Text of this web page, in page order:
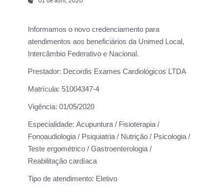
Informamos o novo credenciamento para
atendimentos aos beneficiários da Unimed Local,
Intercâmbio Federativo e Nacional.
Prestador: Decordis Exames Cardiológicos LTDA
Matrícula: 51004347-4
Vigência: 01/05/2020
Especialidade: Acupuntura / Fisioterapia /
Fonoaudiologia / Psiquiatria / Nutrição / Psicologia /
Teste ergométrico / Gastroenterologia /
Reabilitação cardíaca
Tipo de atendimento: Eletivo